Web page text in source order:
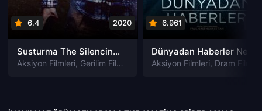
6.4 2020
Susturma The Silencing izle
Aksiyon Filmleri, Gerilim Filmleri Gizem Filmleri,Suç Filmleri
6.961
Aksiyon Filmleri, Dram Filmleri